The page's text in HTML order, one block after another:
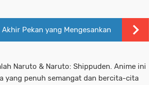
Pekan yang Mengesankan
Naruto & Naruto: Shippuden. Anime ini
yang penuh semangat dan bercita-cita